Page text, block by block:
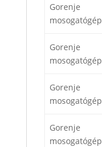
Gorenje
mosogatógép
Gorenje
mosogatógép
Gorenje
mosogatógép
Gorenje
mosogatógép